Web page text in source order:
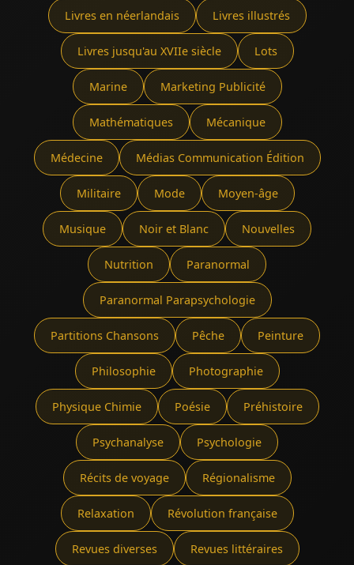
Livres en néerlandais Livres illustrés
Livres jusqu'au XVIIe siècle Lots
Marine Marketing Publicité
Mathématiques Mécanique
Médecine Médias Communication Édition
Militaire Mode Moyen-âge
Musique Noir et Blanc Nouvelles
Nutrition Paranormal
Paranormal Parapsychologie
Partitions Chansons Pêche Peinture
Philosophie Photographie
Physique Chimie Poésie Préhistoire
Psychanalyse Psychologie
Récits de voyage Régionalisme
Relaxation Révolution française
Revues diverses Revues littéraires